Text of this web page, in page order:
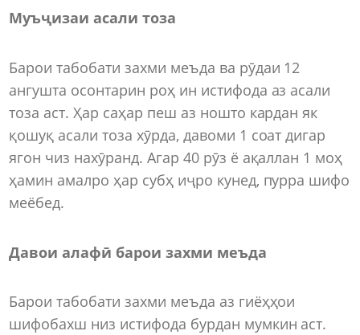
Муъҷизаи асали тоза
Барои табобати захми меъда ва рӯдаи 12
ангушта осонтарин роҳ ин истифода аз асали
тоза аст. Ҳар саҳар пеш аз ношто кардан як
қошуқ асали тоза хӯрда, давоми 1 соат дигар
ягон чиз нахӯранд. Агар 40 рӯз ё ақаллан 1 моҳ
ҳамин амалро ҳар субҳ иҷро кунед, пурра шифо
меёбед.
Давои алафӣ барои захми меъда
Барои табобати захми меъда аз гиёҳҳои
шифобахш низ истифода бурдан мумкин аст.